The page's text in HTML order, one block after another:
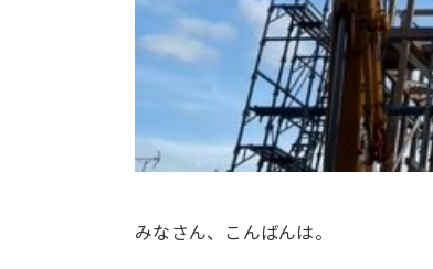
みなさん、こんばんは。